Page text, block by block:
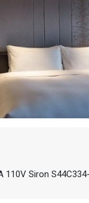
110V Siron